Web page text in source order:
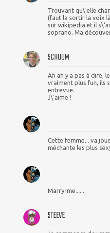
Trouvant qu\'elle
(faut la sortir la voix
sur wikipedia et il
soprano. Ma
SCHOUM
Ah ah y a pas à dire,
vraiment plus fun, ils
entrevue.
J\'aime !
Cette femme... va
méchante les plus
Marry-me......
STEEVE